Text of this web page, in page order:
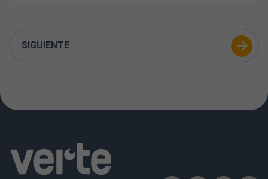
SIGUIENTE